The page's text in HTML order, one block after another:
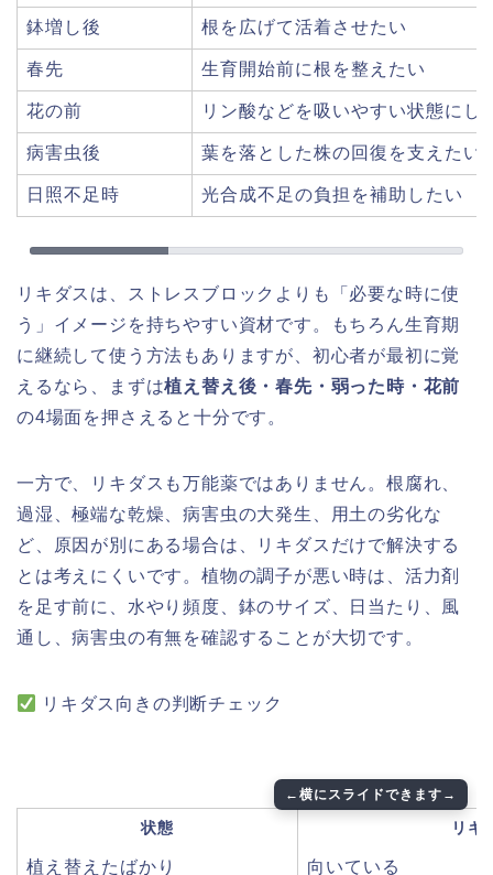
鉢増し後 根を広げて活着させたい
春先 生育開始前に根を整えたい
花の前 リン酸などを吸いやすい状態にし
病害虫後 葉を落とした株の回復を支えたい
日照不足時 光合成不足の負担を補助したい
リキダスは、ストレスブロックよりも「必要な時に使
う」イメージを持ちやすい資材です。もちろん生育期
に継続して使う方法もありますが、初心者が最初に覚
えるなら、まずは植え替え後・春先・弱った時・花前
の4場面を押さえると十分です。
一方で、リキダスも万能薬ではありません。根腐れ、
過湿、極端な乾燥、病害虫の大発生、用土の劣化な
ど、原因が別にある場合は、リキダスだけで解決する
とは考えにくいです。植物の調子が悪い時は、活力剤
を足す前に、水やり頻度、鉢のサイズ、日当たり、風
通し、病害虫の有無を確認することが大切です。
リキダス向きの判断チェック
状態 リキ
植え替えたばかり 向いている